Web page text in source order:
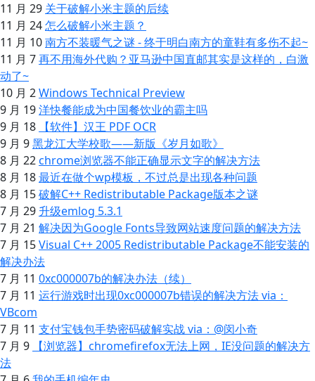
11 月 29 关于破解小米主题的后续
11 月 24怎么破解小米主题？
11 月 10南方不装暖气之谜 - 终于明白南方的童鞋有多伤不起~
11 月 7再不用海外代购？亚马逊中国直邮其实是这样的，白激
动了~
10 月 2Windows Technical Preview
9 月 19洋快餐能成为中国餐饮业的霸主吗
9 月 18
【软件】汉王 PDF OCR
9 月 9黑龙江大学校歌——新版《岁月如歌》
8 月 22chrome浏览器不能正确显示文字的解决方法
8 月 18最近在做个wp模板，不过总是出现各种问题
8 月 15破解C++ Redistributable Package版本之谜
7 月 29 升级emlog 5.3.1
7 月 21 解决因为Google Fonts导致网站速度问题的解决方法
7 月 15Visual C++ 2005 Redistributable Package不能安装的
解决办法
7 月 11 0xc000007b的解决办法（续）
7 月 11 运行游戏时出现0xc000007b错误的解决方法 via：
VBcom
7 月 11 支付宝钱包手势密码破解实战 via：@闵小奇
7 月 9
【浏览器】chromefirefox无法上网，IE没问题的解决方
法